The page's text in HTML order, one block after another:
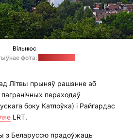
Вільнюс
фота:
Літвы прыняў рашэнне аб
пераходаў
боку Катлоўка) і Райгардас
LRT.
з Беларуссю прадоўжаць